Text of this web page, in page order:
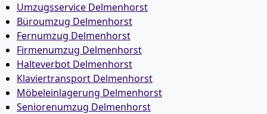
Umzugsservice Delmenhorst
Büroumzug Delmenhorst
Fernumzug Delmenhorst
Firmenumzug Delmenhorst
Halteverbot Delmenhorst
Klaviertransport Delmenhorst
Möbeleinlagerung Delmenhorst
Seniorenumzug Delmenhorst